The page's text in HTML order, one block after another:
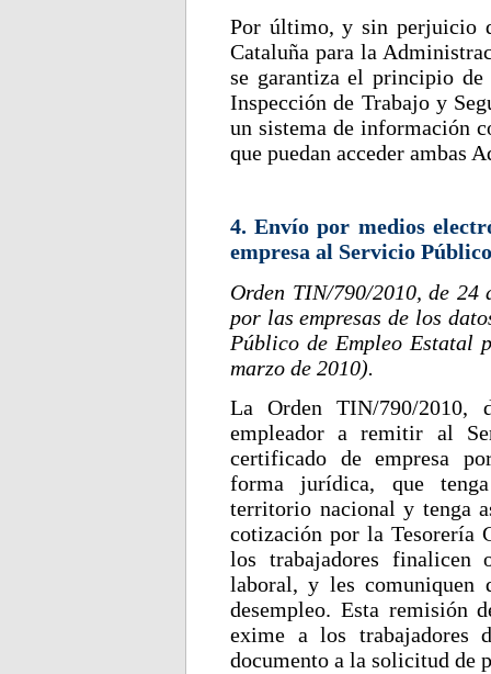
Por último, y sin perjuicio
Cataluña para la
se garantiza el principio
Inspección de Trabajo y
un sistema de información
que puedan acceder ambas
4. Envío por medios
empresa al Servicio
Orden TIN/790/2010, de
por las empresas de los
Público de Empleo Estatal
marzo de 2010).
La Orden TIN/790/2010,
empleador a remitir al
certificado de empresa
forma jurídica, que
territorio nacional y tenga
cotización por la Tesorería
los trabajadores finalicen
laboral, y les comuniquen
desempleo. Esta remisión
exime a los trabajadores
documento a la solicitud de